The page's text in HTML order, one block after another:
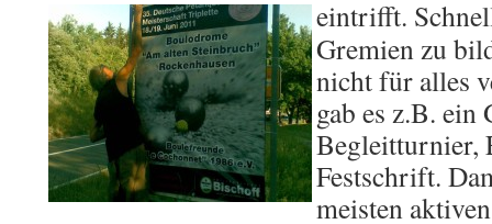
eintrifft.
Gremien zu
nicht für alles
gab es z.B. ein
Begleitturnier,
Festschrift.
meisten